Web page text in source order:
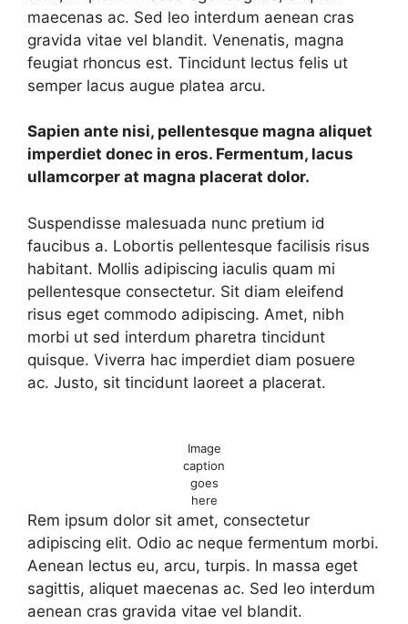
maecenas ac. Sed leo interdum aenean cras
gravida vitae vel blandit. Venenatis, magna
feugiat rhoncus est. Tincidunt lectus felis ut
semper lacus augue platea arcu.
Sapien ante nisi, pellentesque magna aliquet
imperdiet donec in eros. Fermentum, lacus
ullamcorper at magna placerat dolor.
Suspendisse malesuada nunc pretium id
faucibus a. Lobortis pellentesque facilisis risus
habitant. Mollis adipiscing iaculis quam mi
pellentesque consectetur. Sit diam eleifend
risus eget commodo adipiscing. Amet, nibh
morbi ut sed interdum pharetra tincidunt
quisque. Viverra hac imperdiet diam posuere
ac. Justo, sit tincidunt laoreet a placerat.
Image
caption
goes
here
Rem ipsum dolor sit amet, consectetur
adipiscing elit. Odio ac neque fermentum morbi.
Aenean lectus eu, arcu, turpis. In massa eget
sagittis, aliquet maecenas ac. Sed leo interdum
aenean cras gravida vitae vel blandit.